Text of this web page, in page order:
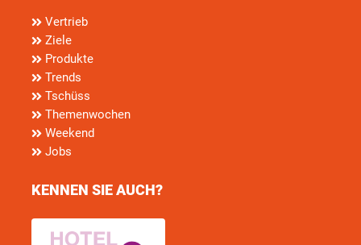
Vertrieb
Ziele
Produkte
Trends
Tschüss
Themenwochen
Weekend
Jobs
KENNEN SIE AUCH?